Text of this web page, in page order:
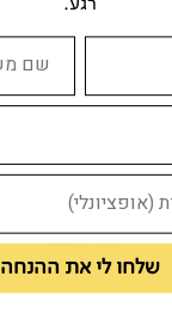
צוד לי
רגע.
שלחו לי את ההנחה